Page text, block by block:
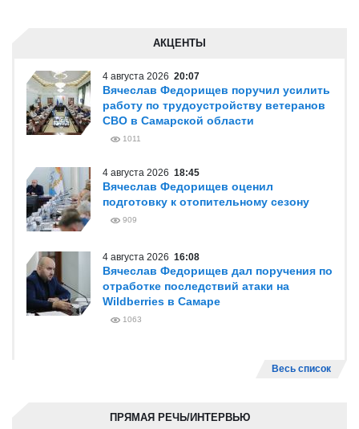
АКЦЕНТЫ
4 августа 2026 20:07
Вячеслав Федорищев поручил усилить
работу по трудоустройству ветеранов
СВО в Самарской области
1011
4 августа 2026 18:45
Вячеслав Федорищев оценил
подготовку к отопительному сезону
909
4 августа 2026 16:08
Вячеслав Федорищев дал поручения по
отработке последствий атаки на
Wildberries в Самаре
1063
Весь список
ПРЯМАЯ РЕЧЬ/ИНТЕРВЬЮ